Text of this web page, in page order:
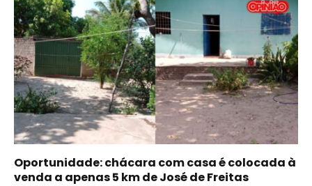
Oportunidade: chácara com casa é colocada à
venda a apenas 5 km de José de Freitas